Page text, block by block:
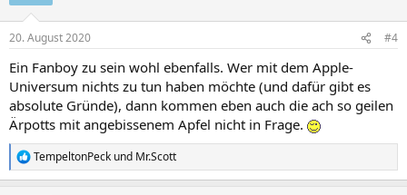
e
:
20. August 2020 #4
Ein Fanboy zu sein wohl ebenfalls. Wer mit dem Apple-
Universum nichts zu tun haben möchte (und dafür gibt es
absolute Gründe), dann kommen eben auch die ach so geilen
Ärpotts mit angebissenem Apfel nicht in Frage.
R
e
TempeltonPeck und Mr.Scott